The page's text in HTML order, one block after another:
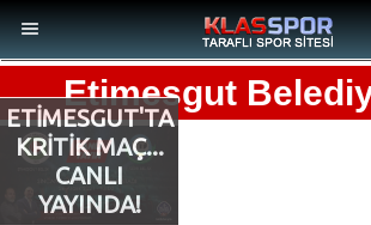
MENÜ
Etimesgut
ETİMESGUT'TA
KRİTİK MAÇ...
CANLI
YAYINDA!